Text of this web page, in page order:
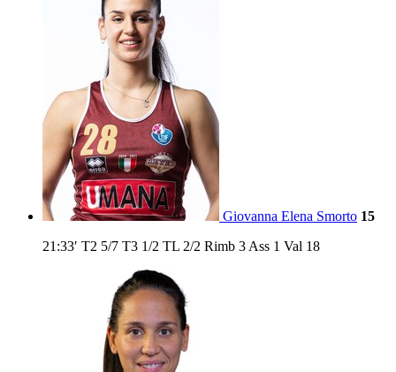
Giovanna Elena Smorto 15
21:33′ T2 5/7 T3 1/2 TL 2/2 Rimb 3 Ass 1 Val 18